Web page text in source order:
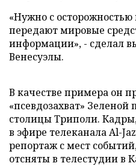
«Нужно с
передают мировые
информации», - сделал
Венесуэлы.
В качестве примера он
«псевдозахват»
столицы Триполи.
в эфире телеканалаAl-
репортаж с мест
отсняты в телестудии в